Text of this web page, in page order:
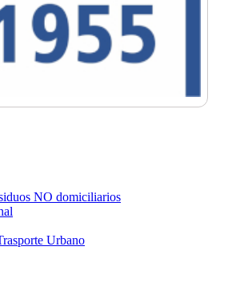
NO domiciliarios
Urbano